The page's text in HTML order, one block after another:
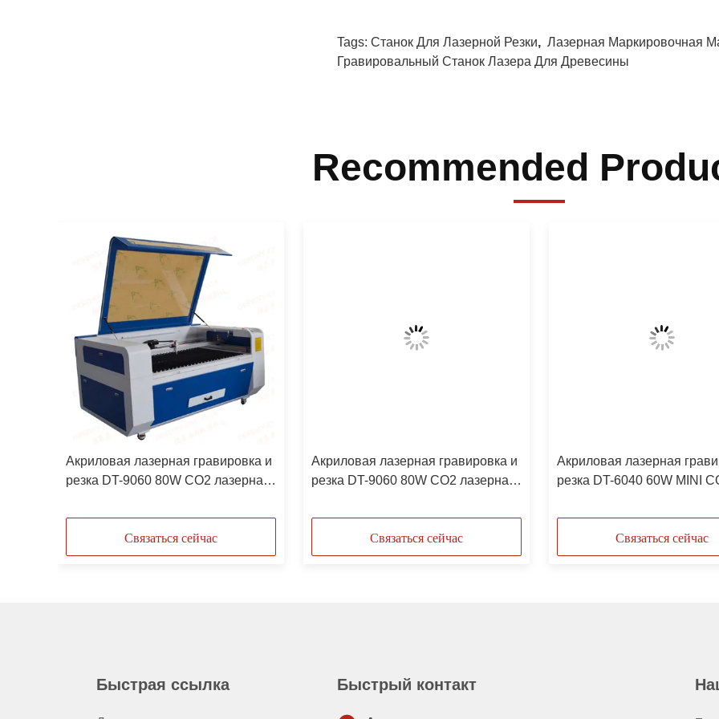
Tags: Станок Для Лазерной Резки, Лазерная Маркировочная
Гравировальный Станок Лазера Для Древесины
Recommended
Акриловая лазерная гравировка и
резка DT-9060 80W CO2 лазерная
Связаться сейчас
Акриловая лазерная гравировка и
резка DT-9060 80W CO2 лазерная
Связаться сейчас
Акриловая лазерная
резка DT-6040 60W MINI
Связаться сейчас
Быстрая ссылка Быстрый контакт